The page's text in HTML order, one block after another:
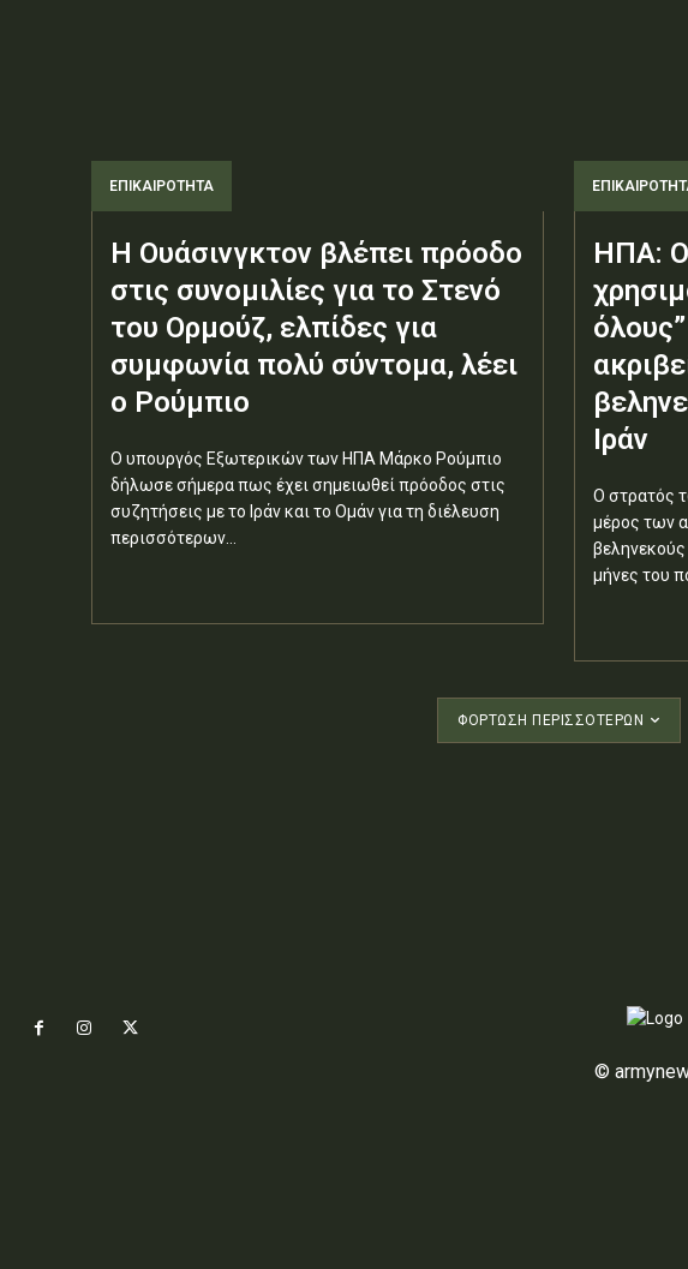
ΕΠΙΚΑΙΡΟΤΗΤΑ
Η Ουάσινγκτον βλέπει πρόοδο
στις συνομιλίες για το Στενό
του Ορμούζ, ελπίδες για
συμφωνία πολύ σύντομα, λέει
ο Ρούμπιο
Ο υπουργός Εξωτερικών των ΗΠΑ Μάρκο Ρούμπιο
δήλωσε σήμερα πως έχει σημειωθεί πρόοδος στις
συζητήσεις με το Ιράν και το Ομάν για τη διέλευση
περισσότερων...
ΗΠΑ: Ο
Ιράν
Ο στρατός
μέρος των
μήνες του
ΦΌΡΤΩΣΗ ΠΕΡΙΣΣΟΤΈΡΩΝ
©